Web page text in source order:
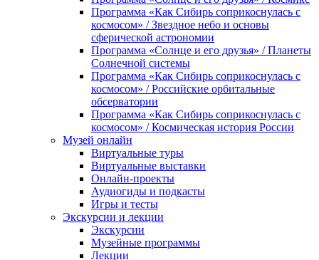
Программа «Как Сибирь соприкоснулась с
космосом» / Звездное небо и основы
сферической астрономии
Программа «Солнце и его друзья» / Планеты
Солнечной системы
Программа «Как Сибирь соприкоснулась с
космосом» / Российские орбитальные
обсерватории
Программа «Как Сибирь соприкоснулась с
космосом» / Космическая история России
Музей онлайн
Виртуальные туры
Виртуальные выставки
Онлайн-проекты
Аудиогиды и подкасты
Игры и тесты
Экскурсии и лекции
Экскурсии
Музейные программы
Лекции